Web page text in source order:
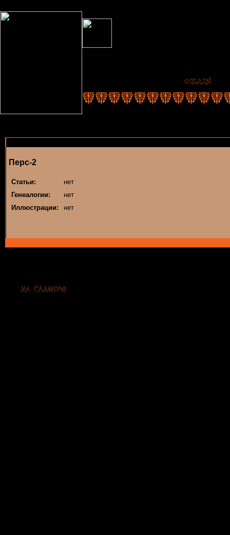
Перс-2
Статьи:
нет
Генеалогии:
нет
Иллюстрации:
нет